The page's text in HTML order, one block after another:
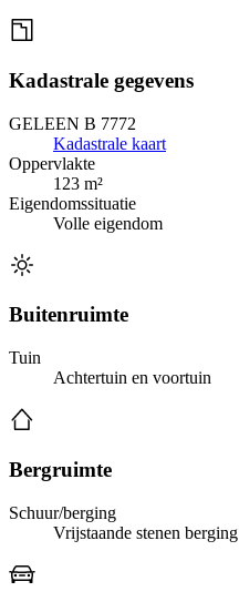
Kadastrale gegevens
GELEEN B 7772
Kadastrale kaart
Oppervlakte
123 m²
Eigendomssituatie
Volle eigendom
Buitenruimte
Tuin
Achtertuin en voortuin
Bergruimte
Schuur/berging
Vrijstaande stenen berging